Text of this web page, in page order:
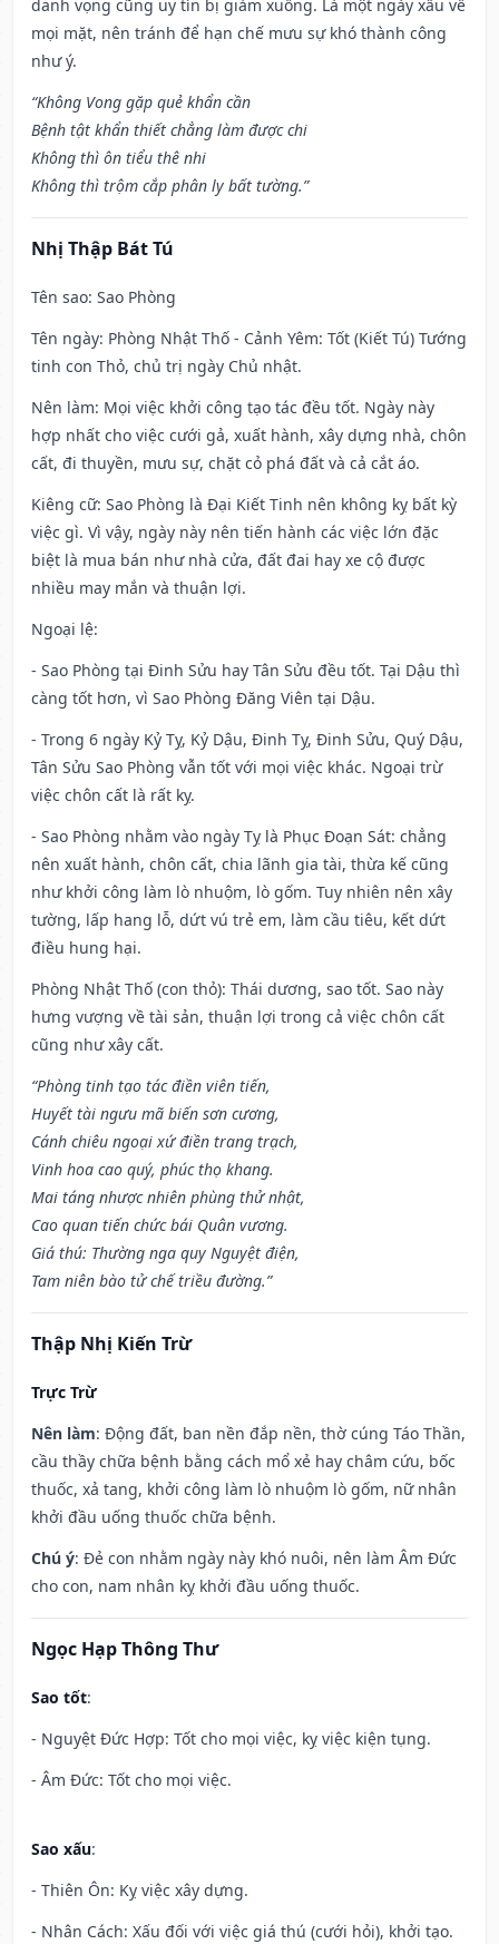
danh vọng cũng uy tín bị giảm xuống. Là một ngày xấu về
mọi mặt, nên tránh để hạn chế mưu sự khó thành công
như ý.
“Không Vong gặp quẻ khẩn cần
Bệnh tật khẩn thiết chẳng làm được chi
Không thì ôn tiểu thê nhi
Không thì trộm cắp phân ly bất tường.”
Nhị Thập Bát Tú
Tên sao: Sao Phòng
Tên ngày: Phòng Nhật Thố - Cảnh Yêm: Tốt (Kiết Tú) Tướng
tinh con Thỏ, chủ trị ngày Chủ nhật.
Nên làm: Mọi việc khởi công tạo tác đều tốt. Ngày này
hợp nhất cho việc cưới gả, xuất hành, xây dựng nhà, chôn
cất, đi thuyền, mưu sự, chặt cỏ phá đất và cả cắt áo.
Kiêng cữ: Sao Phòng là Đại Kiết Tinh nên không kỵ bất kỳ
việc gì. Vì vậy, ngày này nên tiến hành các việc lớn đặc
biệt là mua bán như nhà cửa, đất đai hay xe cộ được
nhiều may mắn và thuận lợi.
Ngoại lệ:
- Sao Phòng tại Đinh Sửu hay Tân Sửu đều tốt. Tại Dậu thì
càng tốt hơn, vì Sao Phòng Đăng Viên tại Dậu.
- Trong 6 ngày Kỷ Tỵ, Kỷ Dậu, Đinh Tỵ, Đinh Sửu, Quý Dậu,
Tân Sửu Sao Phòng vẫn tốt với mọi việc khác. Ngoại trừ
việc chôn cất là rất kỵ.
- Sao Phòng nhằm vào ngày Tỵ là Phục Đoạn Sát: chẳng
nên xuất hành, chôn cất, chia lãnh gia tài, thừa kế cũng
như khởi công làm lò nhuộm, lò gốm. Tuy nhiên nên xây
tường, lấp hang lỗ, dứt vú trẻ em, làm cầu tiêu, kết dứt
điều hung hại.
Phòng Nhật Thố (con thỏ): Thái dương, sao tốt. Sao này
hưng vượng về tài sản, thuận lợi trong cả việc chôn cất
cũng như xây cất.
“Phòng tinh tạo tác điền viên tiến,
Huyết tài ngưu mã biến sơn cương,
Cánh chiêu ngoại xứ điền trang trạch,
Vinh hoa cao quý, phúc thọ khang.
Mai táng nhược nhiên phùng thử nhật,
Cao quan tiến chức bái Quân vương.
Giá thú: Thường nga quy Nguyệt điện,
Tam niên bào tử chế triều đường.”
Thập Nhị Kiến Trừ
Trực Trừ
Nên làm: Động đất, ban nền đắp nền, thờ cúng Táo Thần,
cầu thầy chữa bệnh bằng cách mổ xẻ hay châm cứu, bốc
thuốc, xả tang, khởi công làm lò nhuộm lò gốm, nữ nhân
khởi đầu uống thuốc chữa bệnh.
Chú ý: Đẻ con nhằm ngày này khó nuôi, nên làm Âm Đức
cho con, nam nhân kỵ khởi đầu uống thuốc.
Ngọc Hạp Thông Thư
Sao tốt:
- Nguyệt Đức Hợp: Tốt cho mọi việc, kỵ việc kiện tụng.
- Âm Đức: Tốt cho mọi việc.
Sao xấu:
- Thiên Ôn: Kỵ việc xây dựng.
- Nhân Cách: Xấu đối với việc giá thú (cưới hỏi), khởi tạo.